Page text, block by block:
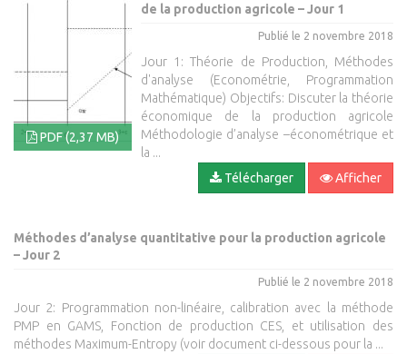
PDF (2,37 MB)
de la production agricole – Jour 1
Publié le 2 novembre 2018
Jour 1: Théorie de Production, Méthodes
d'analyse (Econométrie, Programmation
Mathématique) Objectifs: Discuter la théorie
économique de la production agricole
Méthodologie d’analyse –économétrique et
la ...
Télécharger
Afficher
Méthodes d’analyse quantitative pour la production agricole
– Jour 2
Publié le 2 novembre 2018
Jour 2: Programmation non-linéaire, calibration avec la méthode
PMP en GAMS, Fonction de production CES, et utilisation des
méthodes Maximum-Entropy (voir document ci-dessous pour la ...